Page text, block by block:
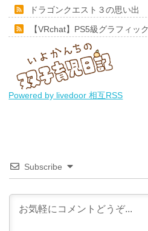
ドラゴンクエスト３の思い出
【VRchat】PS5級グラフィッ
Powered by livedoor 相互RSS
Subscribe